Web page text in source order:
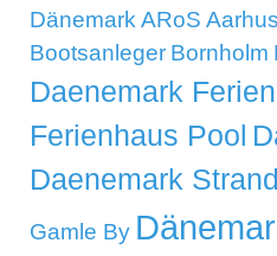
Dänemark ARoS
Bootsanleger Bornholm
Daenemark
Ferienhaus Pool
Daenemark
Gamle By